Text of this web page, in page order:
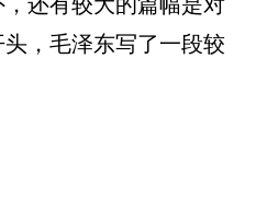
，毛泽东写了一段较